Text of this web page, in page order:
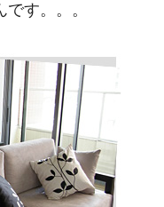
す。。。